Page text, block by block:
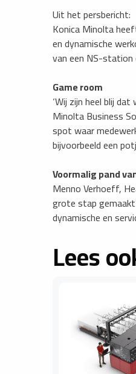
Uit het persbericht:
Konica Minolta
en dynamische
van een NS-station
Game room
‘Wij zijn heel blij
Minolta Business
spot waar
bijvoorbeeld een
Voormalig pand
Menno Verhoeff,
grote stap
dynamische en
Lees